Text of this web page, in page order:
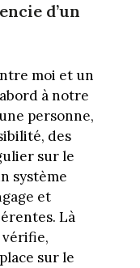
d’un
moi et un
à notre
personne,
des
sur le
système
et
Là
sur le